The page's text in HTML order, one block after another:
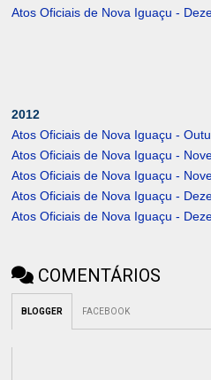
Atos Oficiais de Nova Iguaçu -
2012
Atos Oficiais de Nova Iguaçu -
Atos Oficiais de Nova Iguaçu -
Atos Oficiais de Nova Iguaçu -
Atos Oficiais de Nova Iguaçu -
Atos Oficiais de Nova Iguaçu -
COMENTÁRIOS
BLOGGER FACEBOOK